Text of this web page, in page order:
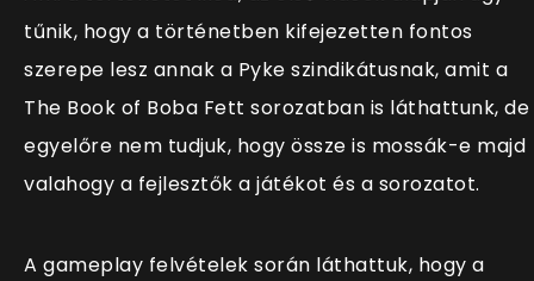
tűnik, hogy a történetben kifejezetten fontos
szerepe lesz annak a Pyke szindikátusnak, amit a
The Book of Boba Fett sorozatban is láthattunk, de
egyelőre nem tudjuk, hogy össze is mossák-e majd
valahogy a fejlesztők a játékot és a sorozatot.
A gameplay felvételek során láthattuk, hogy a